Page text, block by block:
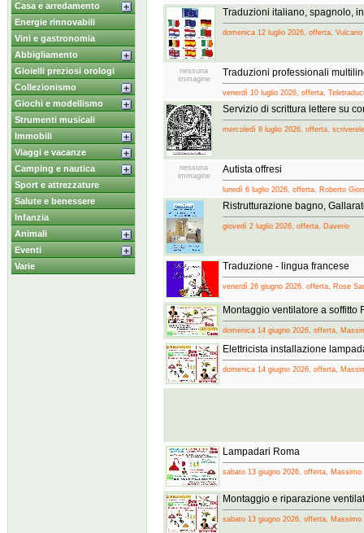
Casa e arredamento
Energie rinnovabili
Vini e gastronomia
Abbigliamento
Gioielli preziosi orologi
Collezionismo
Giochi e modellismo
Strumenti musicali
Immobili
Viaggi e vacanze
Camping e nautica
Sport e attrezzature
Salute e benessere
Infanzia
Animali
Eventi
Varie
Traduzioni italiano, spagnolo,
domenica 12 luglio 2026, offerta, Vulcano
nessuna
immagine
Traduzioni professionali
venerdì 10 luglio 2026, offerta,
Servizio di scrittura lettere su
mercoledì 8 luglio 2026, offerta,
nessuna
immagine
Autista offresi
lunedì 6 luglio 2026, offerta, Roberto
Ristrutturazione bagno,
giovedì 2 luglio 2026, offerta, Daverio
Traduzione - lingua francese
venerdì 26 giugno 2026, offerta, Rose
Montaggio ventilatore a soffitto
domenica 14 giugno 2026, offerta,
Elettricista installazione
domenica 14 giugno 2026, offerta,
Lampadari Roma
sabato 13 giugno 2026, offerta,
Montaggio e riparazione
sabato 13 giugno 2026, offerta, Massimo